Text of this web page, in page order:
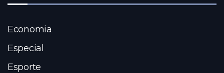
Economia
Especial
Esporte